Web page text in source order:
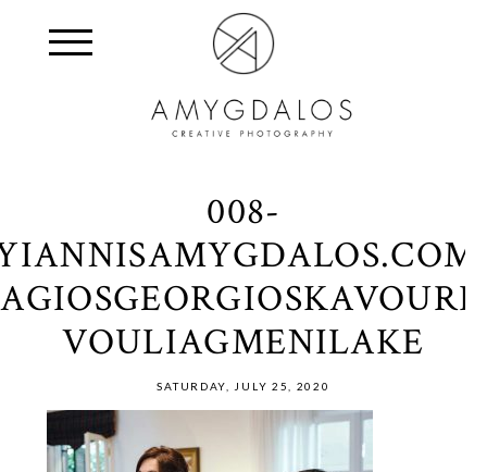
008-
AGIOSGEORGIOSKAVOURI-
VOULIAGMENILAKE
SATURDAY, JULY 25, 2020